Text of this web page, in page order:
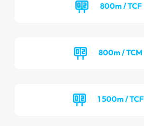
800m / TCF
800m / TCM
1 500m / TCF